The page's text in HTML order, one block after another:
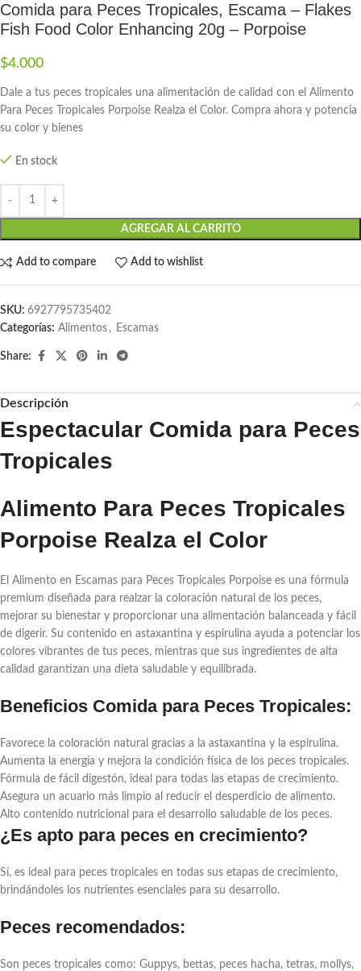
Comida para Peces Tropicales, Escama – Flakes
Fish Food Color Enhancing 20g – Porpoise
$4.000
Dale a tus peces tropicales una alimentación de calidad con el Alimento
Para Peces Tropicales Porpoise Realza el Color. Compra ahora y potencia
su color y bienes
En stock
AGREGAR AL CARRITO
Add to compare Add to wishlist
SKU: 6927795735402
Categorías: Alimentos , Escamas
Share:
Descripción
Espectacular Comida para Peces
Tropicales
Alimento Para Peces Tropicales
Porpoise Realza el Color
El Alimento en Escamas para Peces Tropicales Porpoise es una fórmula
premium diseñada para realzar la coloración natural de los peces,
mejorar su bienestar y proporcionar una alimentación balanceada y fácil
de digerir. Su contenido en astaxantina y espirulina ayuda a potenciar los
colores vibrantes de tus peces, mientras que sus ingredientes de alta
calidad garantizan una dieta saludable y equilibrada.
Beneficios Comida para Peces Tropicales:
Favorece la coloración natural gracias a la astaxantina y la espirulina.
Aumenta la energía y mejora la condición física de los peces tropicales.
Fórmula de fácil digestón, ideal para todas las etapas de crecimiento.
Asegura un acuario más limpio al reducir el desperdicio de alimento.
Alto contenido nutricional para el desarrollo saludable de los peces.
¿Es apto para peces en crecimiento?
Sí, es ideal para peces tropicales en todas sus etapas de crecimiento,
brindándoles los nutrientes esenciales para su desarrollo.
Peces recomendados:
Son peces tropicales como: Guppys, bettas, peces hacha, tetras, mollys,